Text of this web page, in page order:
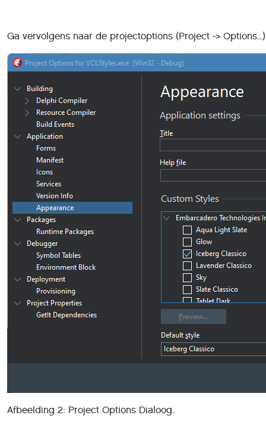
Ga vervolgens naar de projectoptions (Project ->
Afbeelding 2: Project Options Dialoog.